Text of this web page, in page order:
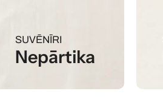
SUVĒNĪRI
Nepārtika